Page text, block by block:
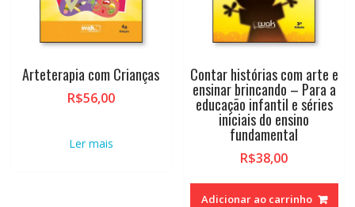
Arteterapia com Crianças
R$56,00
Ler mais
Contar histórias com arte e
ensinar brincando – Para a
educação infantil e séries
iniciais do ensino
fundamental
R$38,00
Adicionar ao carrinho